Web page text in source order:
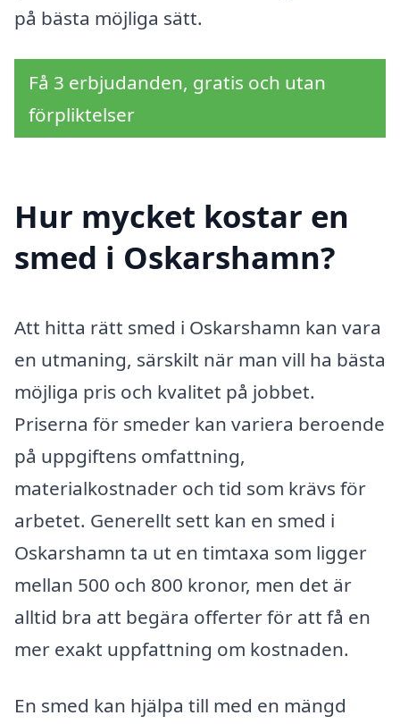
på bästa möjliga sätt.
Få 3 erbjudanden, gratis och utan
förpliktelser
Hur mycket kostar en
smed i Oskarshamn?
Att hitta rätt smed i Oskarshamn kan vara
en utmaning, särskilt när man vill ha bästa
möjliga pris och kvalitet på jobbet.
Priserna för smeder kan variera beroende
på uppgiftens omfattning,
materialkostnader och tid som krävs för
arbetet. Generellt sett kan en smed i
Oskarshamn ta ut en timtaxa som ligger
mellan 500 och 800 kronor, men det är
alltid bra att begära offerter för att få en
mer exakt uppfattning om kostnaden.
En smed kan hjälpa till med en mängd